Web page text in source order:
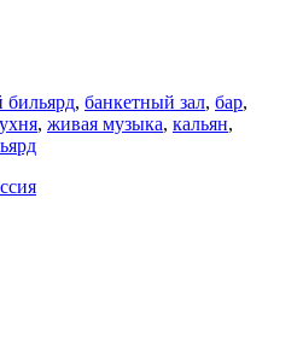
бильярд, банкетный зал, бар,
, живая музыка, кальян,